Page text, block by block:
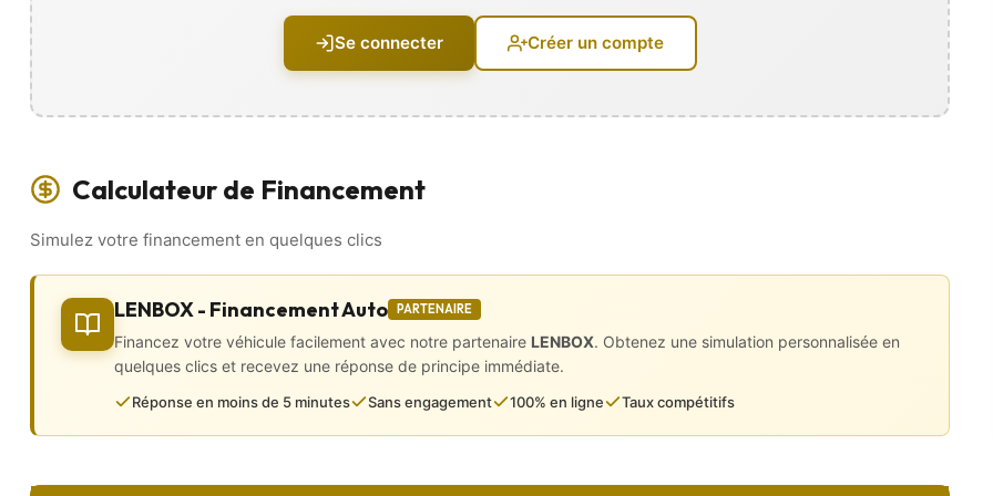
• Jantes aluminium 18 Pouces
• Lunette arrière dégivrante
• Peinture métallisée
• Projecteurs xénon
• Radar de recul
• Rétroviseurs réglables et rabattables électriquement
Intérieur
• 4 vitres électriques
• Baguettes de seuil de porte en aluminium
• Banquette 1/3 – 2/3
• Boîte automatique
• Caméra de recul
• Climatisation automatique
• Démarrage sans clé
• Direction assistée
• Kit téléphone mains libres
Se connecter Créer un compte
Calculateur de Financement
Simulez votre financement en quelques clics
LENBOX - Financement Auto PARTENAIRE
Financez votre véhicule facilement avec notre partenaire LENBOX. Obtenez une simulation personnalisée en
quelques clics et recevez une réponse de principe immédiate.
Réponse en moins de 5 minutes Sans engagement 100% en ligne Taux compétitifs